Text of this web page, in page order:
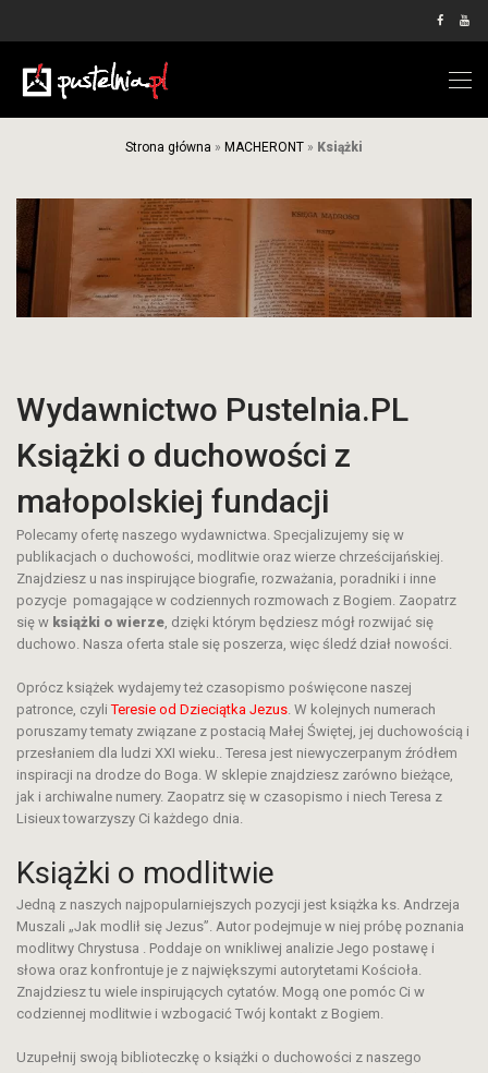
Strona główna » MACHERONT » Książki
Wydawnictwo Pustelnia.PL
Książki o duchowości z
małopolskiej fundacji
Polecamy ofertę naszego wydawnictwa. Specjalizujemy się w
publikacjach o duchowości, modlitwie oraz wierze chrześcijańskiej.
Znajdziesz u nas inspirujące biografie, rozważania, poradniki i inne
pozycje pomagające w codziennych rozmowach z Bogiem. Zaopatrz
się w książki o wierze, dzięki którym będziesz mógł rozwijać się
duchowo. Nasza oferta stale się poszerza, więc śledź dział nowości.
Oprócz książek wydajemy też czasopismo poświęcone naszej
patronce, czyliTeresie od Dzieciątka Jezus. W kolejnych numerach
poruszamy tematy związane z postacią Małej Świętej, jej duchowością i
przesłaniem dla ludzi XXI wieku.. Teresa jest niewyczerpanym źródłem
inspiracji na drodze do Boga. W sklepie znajdziesz zarówno bieżące,
jak i archiwalne numery. Zaopatrz się w czasopismo i niech Teresa z
Lisieux towarzyszy Ci każdego dnia.
Książki o modlitwie
Jedną z naszych najpopularniejszych pozycji jest książka ks. Andrzeja
Muszali „Jak modlił się Jezus”. Autor podejmuje w niej próbę poznania
modlitwy Chrystusa . Poddaje on wnikliwej analizie Jego postawę i
słowa oraz konfrontuje je z największymi autorytetami Kościoła.
Znajdziesz tu wiele inspirujących cytatów. Mogą one pomóc Ci w
codziennej modlitwie i wzbogacić Twój kontakt z Bogiem.
Uzupełnij swoją biblioteczkę o książki o duchowości z naszego